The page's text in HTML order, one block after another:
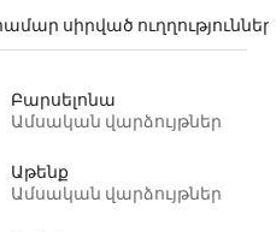
սիրված ուղղություններ
Բարսելոնա
Ամսական վարձույթներ
Աթենք
Ամսական վարձույթներ